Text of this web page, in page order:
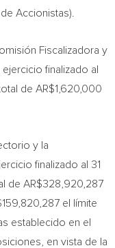
Accionistas).
Fiscalizadora y
finalizado al
de AR$1,620,000
y la
finalizado al 31
de AR$328,920,287
el límite
establecido en el
en vista de la